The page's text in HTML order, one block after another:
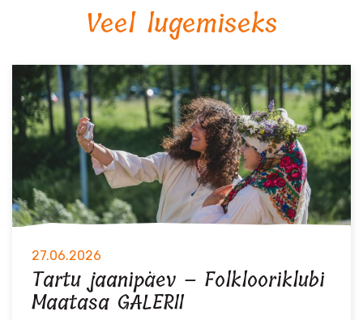
Veel lugemiseks
27.06.2026
Tartu jaanipäev – Folklooriklubi
Maatasa GALERII